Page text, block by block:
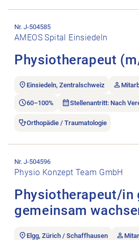
AMEOS Spital Einsiedeln
Physiotherapeut
Nr. J-504585
Einsiedeln, Zentralschweiz
60–100% Stellenantritt: Nach
Orthopädie / Traumatologie
Physio Konzept Team GmbH
Physiotherapeut/in
gemeinsam
Nr. J-504596
Elgg, Zürich / Schaffhausen